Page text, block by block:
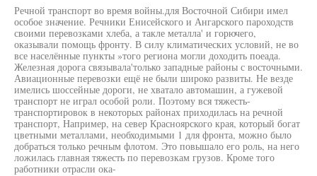
Речной транспорт во время войны.для Восточной Сибири имел
особое значение. Речники Енисейского и Ангарского пароходств
своими перевозками хлеба, а такле металла' и горючего,
оказывали помощь фронту. В силу климатических условий, не во
все населённые пункты »того региона могли доходить поеада.
Железная дорога связывала'только западные районы с восточными.
Авиационные перевозки ещё не были широко развиты. Не везде
имелись шоссейные дороги, не хватало автомашин, а гужевой
транспорт не играл особой роли. Поэтому вся тяжесть-
транспортировок в некоторых районах приходилась на речной
транспорт, Например, на север Красноярского края, который богат
цветными металлами, необходимыми 1 для фронта, можно было
добраться только речным флотом. Это повышало его роль, на него
ложилась главная тяжесть по перевозкам грузов. Кроме того
работники отрасли ока-